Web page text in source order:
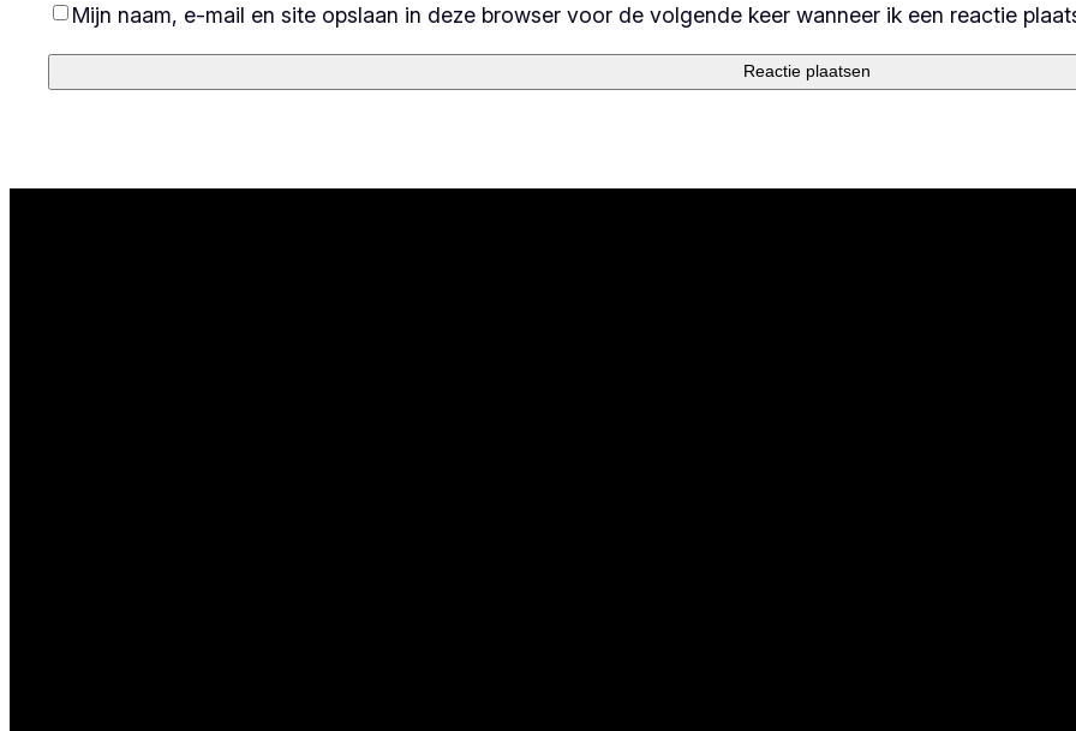
Mijn naam, e-mail en site opslaan in deze browser voor de volgende keer wanneer ik een reactie